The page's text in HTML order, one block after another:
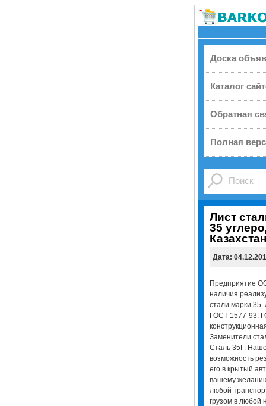
Доска
Каталог
Обратная
Полная
Лист
35
Дата:
Предприятие
наличия
стали марки 35.
ГОСТ 1577-93,
Заменители
Сталь 35Г.
возможность
его в крытый
вашему
любой
грузом в любой